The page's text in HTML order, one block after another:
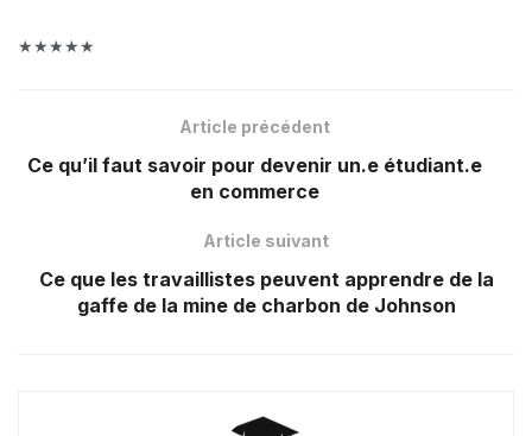
★★★★★
Article précédent
Ce qu’il faut savoir pour devenir un.e étudiant.e
en commerce
Article suivant
Ce que les travaillistes peuvent apprendre de la
gaffe de la mine de charbon de Johnson